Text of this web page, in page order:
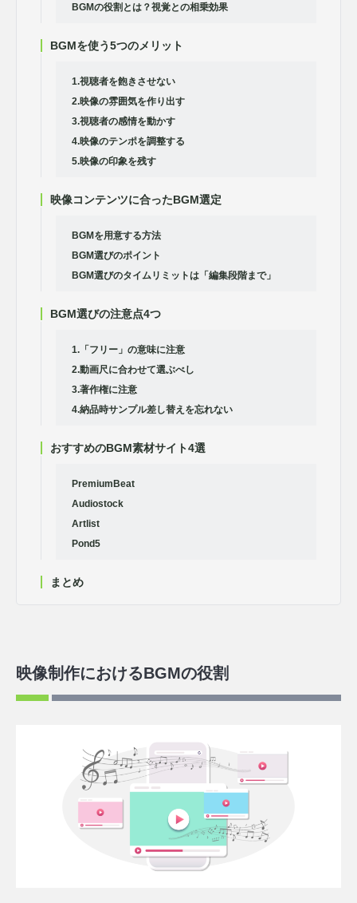
BGMの役割とは？視覚との相乗効果
BGMを使う5つのメリット
1.視聴者を飽きさせない
2.映像の雰囲気を作り出す
3.視聴者の感情を動かす
4.映像のテンポを調整する
5.映像の印象を残す
映像コンテンツに合ったBGM選定
BGMを用意する方法
BGM選びのポイント
BGM選びのタイムリミットは「編集段階まで」
BGM選びの注意点4つ
1.「フリー」の意味に注意
2.動画尺に合わせて選ぶべし
3.著作権に注意
4.納品時サンプル差し替えを忘れない
おすすめのBGM素材サイト4選
PremiumBeat
Audiostock
Artlist
Pond5
まとめ
映像制作におけるBGMの役割